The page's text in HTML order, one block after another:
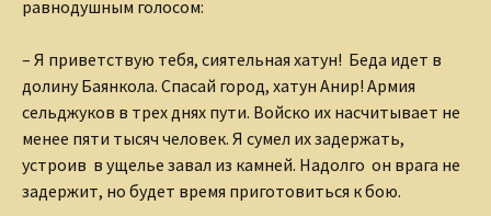
равнодушным голосом:
– Я приветствую тебя, сиятельная хатун! Беда идет в
долину Баянкола. Спасай город, хатун Анир! Армия
сельджуков в трех днях пути. Войско их насчитывает не
менее пяти тысяч человек. Я сумел их задержать,
устроив в ущелье завал из камней. Надолго он врага не
задержит, но будет время приготовиться к бою.